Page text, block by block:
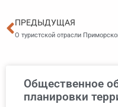
Пред
ПРЕДЫДУЩАЯ
Общественное
планировки